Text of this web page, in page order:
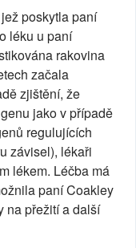
poskytla paní
léku u paní
rakovina
začala
zjištění, že
jako v případě
regulujících
závisel), lékaři
lékem. Léčba má
paní Coakley
na přežití a další